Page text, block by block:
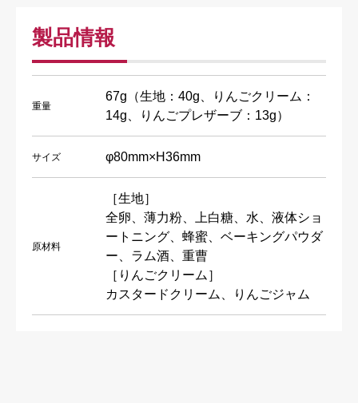
製品情報
重量
67g（生地：40g、りんごクリーム：
14g、りんごプレザーブ：13g）
サイズ φ80mm×H36mm
原材料
［生地］
全卵、薄力粉、上白糖、水、液体ショ
ートニング、蜂蜜、ベーキングパウダ
ー、ラム酒、重曹
［りんごクリーム］
カスタードクリーム、りんごジャム